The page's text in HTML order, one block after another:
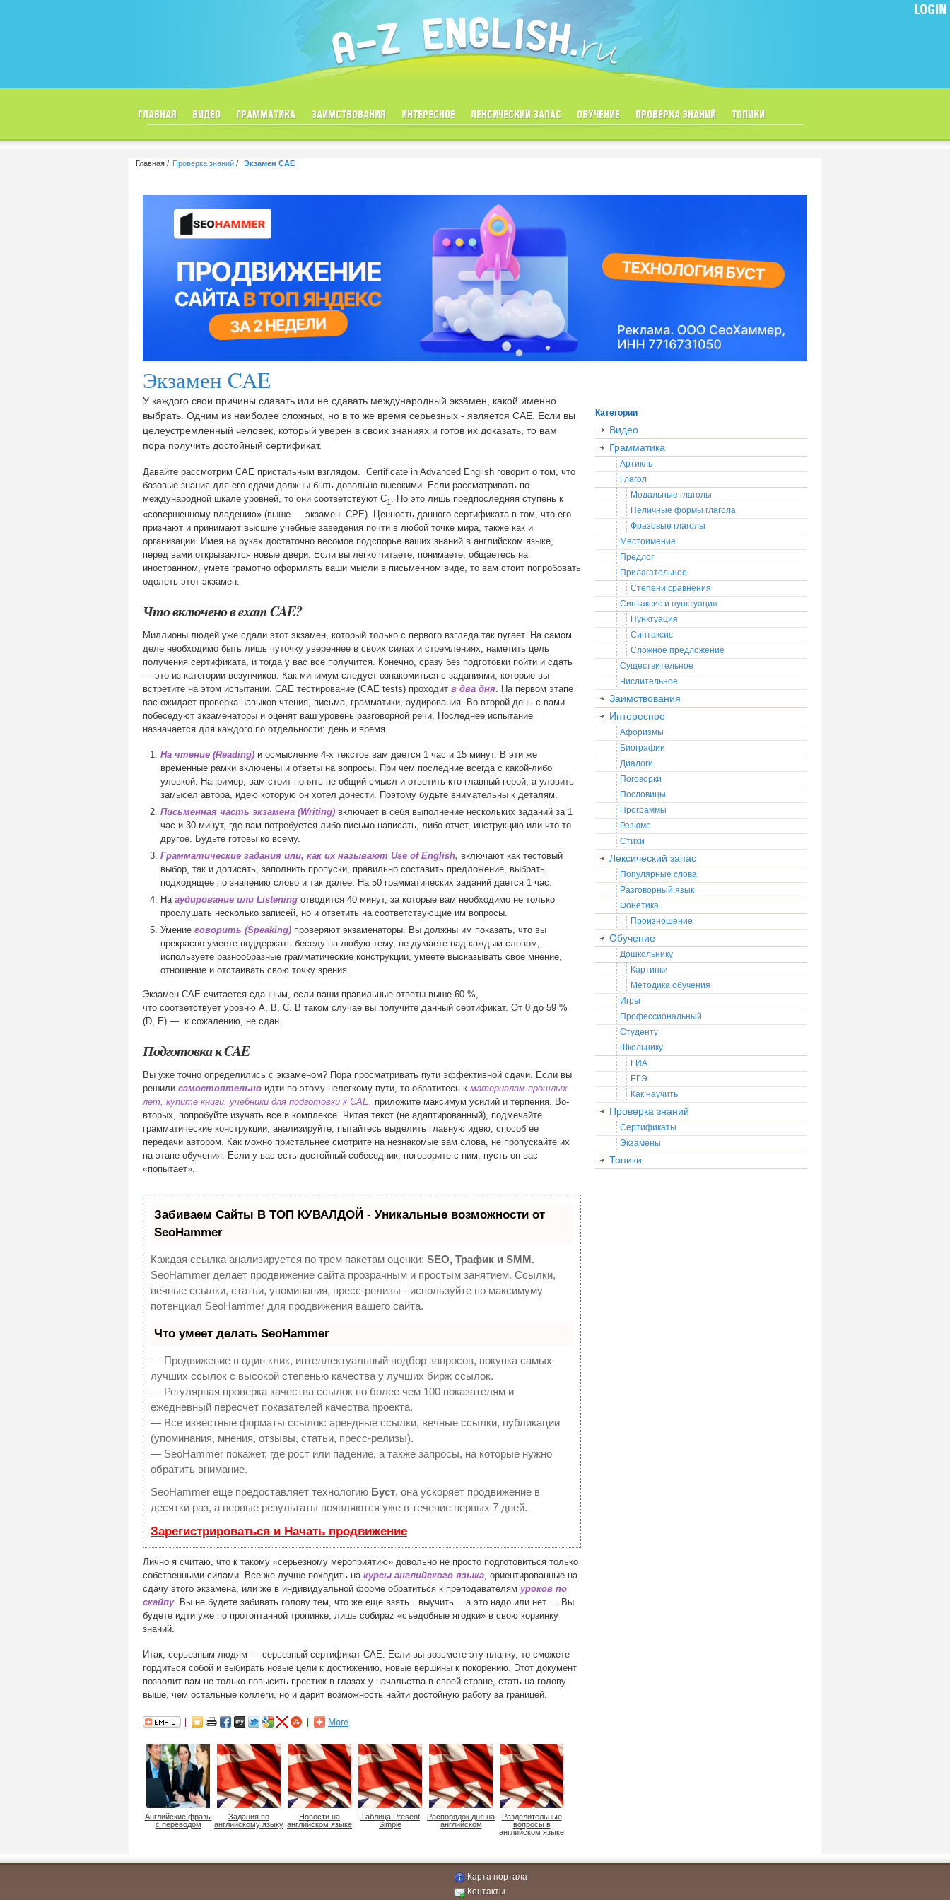
ГЛАВНАЯ ВИДЕО ГРАММАТИКА ЗАИМСТВОВАНИЯ ИНТЕРЕСНОЕ ЛЕКСИЧЕСКИЙ ЗАПАС ОБУЧЕНИЕ ПРОВЕРКА ЗНАНИЙ ТОПИКИ
LOGIN
Главная Проверка знаний Экзамен CAE
Экзамен CAE
У каждого свои причины сдавать или не сдавать международный экзамен, какой именно
выбрать. Одним из наиболее сложных, но в то же время серьезных - является CAE. Если вы
целеустремленный человек, который уверен в своих знаниях и готов их доказать, то вам
пора получить достойный сертификат.
Давайте рассмотрим CAE пристальным взглядом. Certificate in Advanced English говорит о том, что
базовые знания для его сдачи должны быть довольно высокими. Если рассматривать по
международной шкале уровней, то они соответствуют C1 . Но это лишь предпоследняя ступень к
«совершенному владению» (выше — экзамен CPE). Ценность данного сертификата в том, что его
признают и принимают высшие учебные заведения почти в любой точке мира, также как и
организации. Имея на руках достаточно весомое подспорье ваших знаний в английском языке,
перед вами открываются новые двери. Если вы легко читаете, понимаете, общаетесь на
иностранном, умете грамотно оформлять ваши мысли в письменном виде, то вам стоит попробовать
одолеть этот экзамен.
Что включено в exam CAE?
Миллионы людей уже сдали этот экзамен, который только с первого взгляда так пугает. На самом
деле необходимо быть лишь чуточку увереннее в своих силах и стремлениях, наметить цель
получения сертификата, и тогда у вас все получится. Конечно, сразу без подготовки пойти и сдать
— это из категории везунчиков. Как минимум следует ознакомиться с заданиями, которые вы
встретите на этом испытании. CAE тестирование (CAE tests) проходит в два дня . На первом этапе
вас ожидает проверка навыков чтения, письма, грамматики, аудирования. Во второй день с вами
побеседуют экзаменаторы и оценят ваш уровень разговорной речи. Последнее испытание
назначается для каждого по отдельности: день и время.
На чтение (Reading) и осмысление 4-х текстов вам дается 1 час и 15 минут. В эти же
временные рамки включены и ответы на вопросы. При чем последние всегда с какой-либо
уловкой. Например, вам стоит понять не общий смысл и ответить кто главный герой, а уловить
замысел автора, идею которую он хотел донести. Поэтому будьте внимательны к деталям.
Письменная часть экзамена (Writing) включает в себя выполнение нескольких заданий за 1
час и 30 минут, где вам потребуется либо письмо написать, либо отчет, инструкцию или что-то
другое. Будьте готовы ко всему.
Грамматические задания или, как их называют Use of English, включают как тестовый
выбор, так и дописать, заполнить пропуски, правильно составить предложение, выбрать
подходящее по значению слово и так далее. На 50 грамматических заданий дается 1 час.
На аудирование или Listening отводится 40 минут, за которые вам необходимо не только
прослушать несколько записей, но и ответить на соответствующие им вопросы.
Умение говорить (Speaking) проверяют экзаменаторы. Вы должны им показать, что вы
прекрасно умеете поддержать беседу на любую тему, не думаете над каждым словом,
используете разнообразные грамматические конструкции, умеете высказывать свое мнение,
отношение и отстаивать свою точку зрения.
Экзамен CAE считается сданным, если ваши правильные ответы выше 60 %,
что соответствует уровню A, B, C. В таком случае вы получите данный сертификат. От 0 до 59 %
(D, E) — к сожалению, не сдан.
Подготовка к CAE
Вы уже точно определились с экзаменом? Пора просматривать пути эффективной сдачи. Если вы
решили самостоятельно идти по этому нелегкому пути, то обратитесь к материалам прошлых
лет, купите книги, учебники для подготовки к CAE, приложите максимум усилий и терпения. Во-
вторых, попробуйте изучать все в комплексе. Читая текст (не адаптированный), подмечайте
грамматические конструкции, анализируйте, пытайтесь выделить главную идею, способ ее
передачи автором. Как можно пристальнее смотрите на незнакомые вам слова, не пропускайте их
на этапе обучения. Если у вас есть достойный собеседник, поговорите с ним, пусть он вас
«попытает».
Забиваем Сайты В ТОП КУВАЛДОЙ - Уникальные возможности от
SeoHammer
Каждая ссылка анализируется по трем пакетам оценки: SEO, Трафик и SMM.
SeoHammer делает продвижение сайта прозрачным и простым занятием. Ссылки,
вечные ссылки, статьи, упоминания, пресс-релизы - используйте по максимуму
потенциал SeoHammer для продвижения вашего сайта.
Что умеет делать SeoHammer
— Продвижение в один клик, интеллектуальный подбор запросов, покупка самых
лучших ссылок с высокой степенью качества у лучших бирж ссылок.
— Регулярная проверка качества ссылок по более чем 100 показателям и
ежедневный пересчет показателей качества проекта.
— Все известные форматы ссылок: арендные ссылки, вечные ссылки, публикации
(упоминания, мнения, отзывы, статьи, пресс-релизы).
— SeoHammer покажет, где рост или падение, а также запросы, на которые нужно
обратить внимание.
SeoHammer еще предоставляет технологию Буст, она ускоряет продвижение в
десятки раз, а первые результаты появляются уже в течение первых 7 дней.
Зарегистрироваться и Начать продвижение
Лично я считаю, что к такому «серьезному мероприятию» довольно не просто подготовиться только
собственными силами. Все же лучше походить на курсы английского языка , ориентированные на
сдачу этого экзамена, или же в индивидуальной форме обратиться к преподавателям уроков по
скайпу. Вы не будете забивать голову тем, что же еще взять…выучить… а это надо или нет…. Вы
будете идти уже по протоптанной тропинке, лишь собираz «съедобные ягодки» в свою корзинку
знаний.
Итак, серьезным людям — серьезный сертификат CAE. Если вы возьмете эту планку, то сможете
гордиться собой и выбирать новые цели к достижению, новые вершины к покорению. Этот документ
позволит вам не только повысить престиж в глазах у начальства в своей стране, стать на голову
выше, чем остальные коллеги, но и дарит возможность найти достойную работу за границей.
Английские фразы
с переводом
Задания по
английскому языку
Новости на
английском языке
Таблица Present
Simple
Распорядок дня на
английском
Разделительные
вопросы в
английском языке
Категории
Видео
Грамматика
Артикль
Глагол
Модальные глаголы
Неличные формы глагола
Фразовые глаголы
Местоимение
Предлог
Прилагательное
Степени сравнения
Синтаксис и пунктуация
Пунктуация
Синтаксис
Сложное предложение
Существительное
Числительное
Заимствования
Интересное
Афоризмы
Биографии
Диалоги
Поговорки
Пословицы
Программы
Резюме
Стихи
Лексический запас
Популярные слова
Разговорный язык
Фонетика
Произношение
Обучение
Дошкольнику
Картинки
Методика обучения
Игры
Профессиональный
Студенту
Школьнику
ГИА
ЕГЭ
Как научить
Проверка знаний
Сертификаты
Экзамены
Топики
Карта портала
Контакты